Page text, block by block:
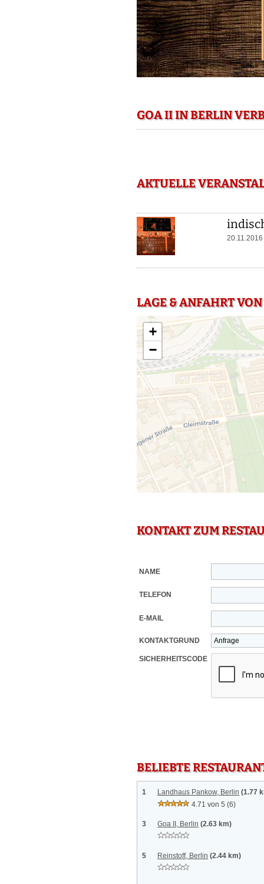
GOA II IN BERLIN
AKTUELLE
LAGE & ANFAHRT
+
−
KONTAKT ZUM
NAME
TELEFON
E-MAIL
KONTAKTGRUND
SICHERHEITSCODE
BELIEBTE
1 Landhaus Pankow, Berlin (1.77
4.71 von 5 (6)
3 Goa II, Berlin (2.63 km)
5 Reinstoff, Berlin (2.44 km)